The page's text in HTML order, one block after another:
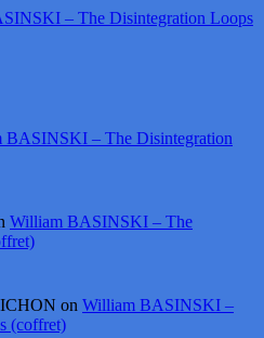
– The Disintegration Loops
BASINSKI – The Disintegration
William BASINSKI – The
on William BASINSKI –
(coffret)